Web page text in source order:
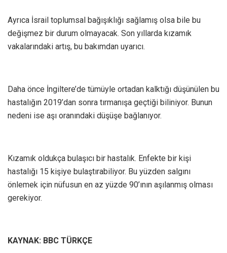
Ayrıca İsrail toplumsal bağışıklığı sağlamış olsa bile bu
değişmez bir durum olmayacak. Son yıllarda kızamık
vakalarındaki artış, bu bakımdan uyarıcı.
Daha önce İngiltere’de tümüyle ortadan kalktığı düşünülen bu
hastalığın 2019’dan sonra tırmanışa geçtiği biliniyor. Bunun
nedeni ise aşı oranındaki düşüşe bağlanıyor.
Kızamık oldukça bulaşıcı bir hastalık. Enfekte bir kişi
hastalığı 15 kişiye bulaştırabiliyor. Bu yüzden salgını
önlemek için nüfusun en az yüzde 90’ının aşılanmış olması
gerekiyor.
KAYNAK: BBC TÜRKÇE